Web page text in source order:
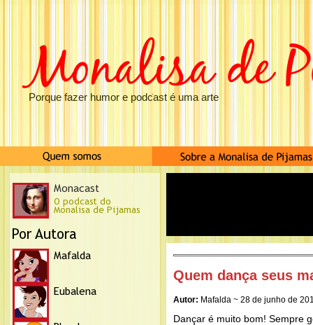
Porque fazer humor e podcast é uma arte
Quem dança seus
Autor: Mafalda ~ 28 de junho de
Dançar é muito bom! Sempre